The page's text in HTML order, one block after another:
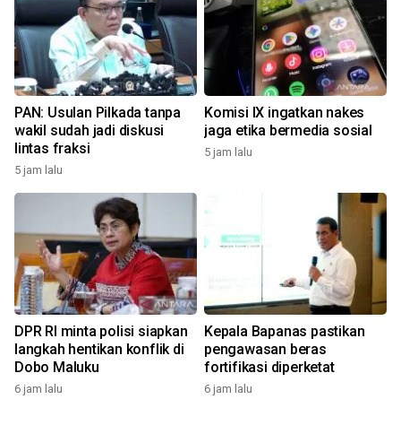
PAN: Usulan Pilkada tanpa
wakil sudah jadi diskusi
lintas fraksi
5 jam lalu
Komisi IX ingatkan nakes
jaga etika bermedia sosial
5 jam lalu
DPR RI minta polisi siapkan
langkah hentikan konflik di
Dobo Maluku
6 jam lalu
Kepala Bapanas pastikan
pengawasan beras
fortifikasi diperketat
6 jam lalu